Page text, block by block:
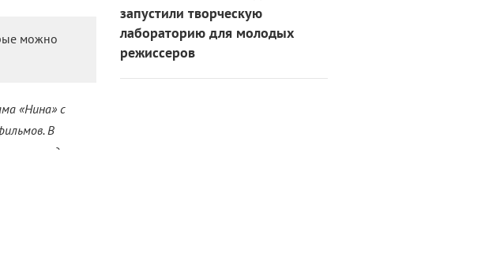
можно
«Нина» с
В
и ожидаемые
запустили творческую
лабораторию для молодых
режиссеров